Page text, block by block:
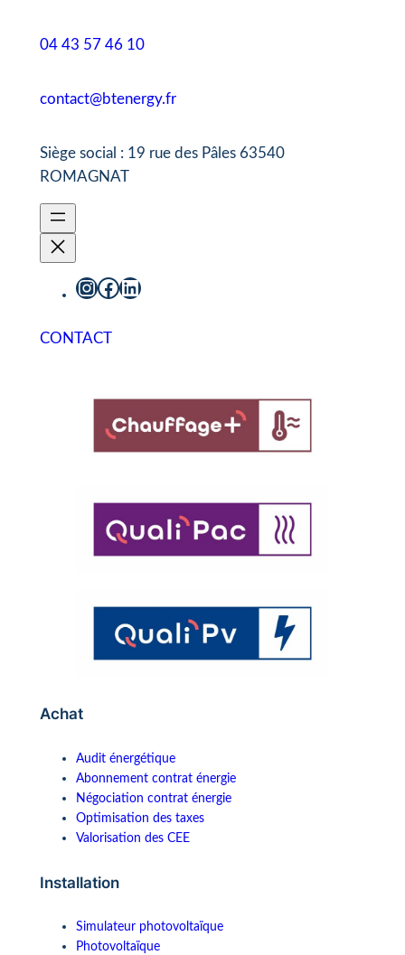
04 43 57 46 10
contact@btenergy.fr
Siège social : 19 rue des Pâles 63540
ROMAGNAT
InstagramFacebook LinkedIn
CONTACT
Achat
Audit énergétique
Abonnement contrat énergie
Négociation contrat énergie
Optimisation des taxes
Valorisation des CEE
Installation
Simulateur photovoltaïque
Photovoltaïque